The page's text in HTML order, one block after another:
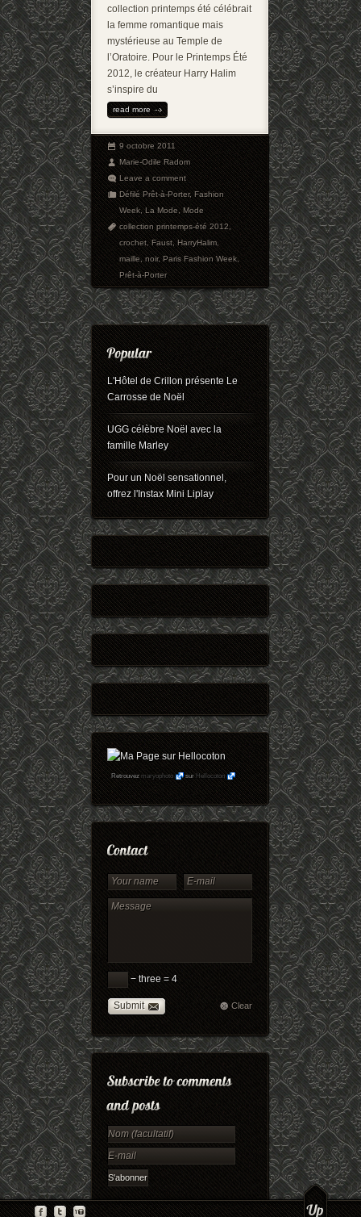
collection printemps été célébrait
la femme romantique mais
mystérieuse au Temple de
l’Oratoire. Pour le Printemps Été
2012, le créateur Harry Halim
s’inspire du
read more
9 octobre 2011
Marie-Odile Radom
Leave a comment
Défilé Prêt-à-Porter,Fashion
Week,La Mode,Mode
collection printemps-été 2012,
crochet,Faust,HarryHalim,
maille,noir,Paris Fashion Week,
Prêt-à-Porter
L'Hôtel de Crillon présente Le
Carrosse de Noël
UGG célèbre Noël avec la
famille Marley
Pour un Noël sensationnel,
offrez l'Instax Mini Liplay
Retrouvezmaryophoto surHellocoton
− three = 4
Submit Clear